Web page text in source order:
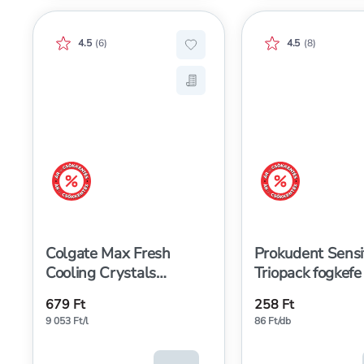
árréscsökkentés
Colgate Max Fresh
Cooling Crystals
Értékelés pontszáma:
4.5 (6)
Hozzáadás a kedvencekhez,
Mentés a bevásárló listára,
679 Ft
9 053 Ft/l
árréscsökkentés
Prokudent
Triopack
Értékelés
4.5 (8)
258 Ft
86 Ft/db